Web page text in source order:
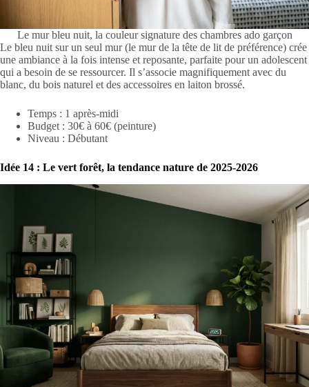
Le mur bleu nuit, la couleur signature des chambres ado garçon
Le bleu nuit sur un seul mur (le mur de la tête de lit de préférence) crée
une ambiance à la fois intense et reposante, parfaite pour un adolescent
qui a besoin de se ressourcer. Il s’associe magnifiquement avec du
blanc, du bois naturel et des accessoires en laiton brossé.
Temps : 1 après-midi
Budget : 30€ à 60€ (peinture)
Niveau : Débutant
Idée 14 : Le vert forêt, la tendance nature de 2025-2026